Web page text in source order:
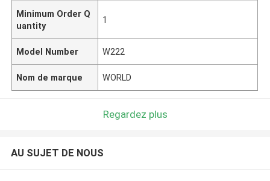
Minimum Order Q
uantity
1
Model Number W222
Nom de marque WORLD
Regardez plus
AU SUJET DE NOUS